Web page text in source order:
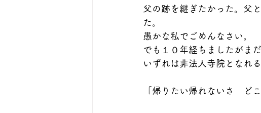
父の跡を継ぎたかった。父
た。
愚かな私でごめんなさい。
でも１０年経ちましたがま
いずれは非法人寺院となれ
「帰りたい帰れないさ　ど